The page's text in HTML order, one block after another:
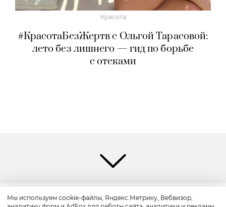
Красота
#КрасотаБезЖертв с Ольгой Тарасовой:
лето без лишнего — гид по борьбе
с отеками
Мы используем cookie-файлы, Яндекс.Метрику, Вебвизор,